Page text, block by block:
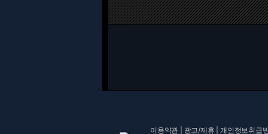
이용약관 광고/제휴 |개인정보취급